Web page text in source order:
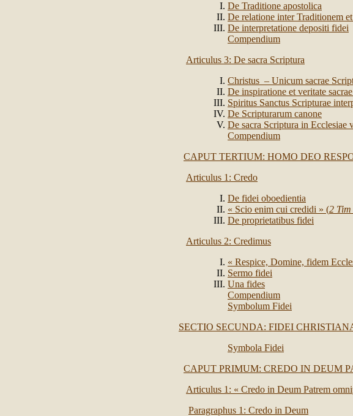
De Traditione apostolica
De relatione inter Traditionem
De interpretatione depositi fidei
Compendium
Articulus 3: De sacra Scriptura
Christus – Unicum sacrae
De inspiratione et veritate
Spiritus Sanctus Scripturae
De Scripturarum canone
De sacra Scriptura in Ecclesiae
Compendium
CAPUT TERTIUM: HOMO DEO
Articulus 1: Credo
De fidei oboedientia
« Scio enim cui credidi » (2 Tim
De proprietatibus fidei
Articulus 2: Credimus
« Respice, Domine, fidem
Sermo fidei
Una fides
Compendium
Symbolum Fidei
SECTIO SECUNDA: FIDEI
Symbola Fidei
CAPUT PRIMUM: CREDO IN DEUM
Articulus 1: « Credo in Deum Patrem
Paragraphus 1: Credo in Deum